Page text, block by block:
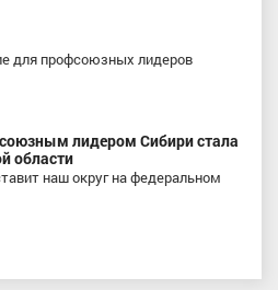
для профсоюзных лидеров
лидером Сибири стала
области
наш округ на федеральном